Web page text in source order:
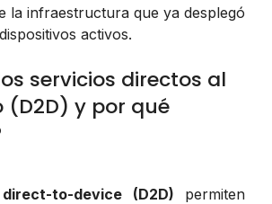
la infraestructura que ya desplegó
activos.
servicios directos al
(D2D) y por qué
direct-to-device (D2D) permiten